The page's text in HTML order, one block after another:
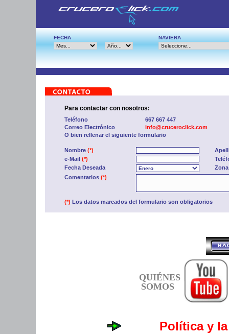
FECHA NAVIERA
Para contactar con nosotros:
Teléfono
667 667 447
Correo Electrónico
info@cruceroclick.com
O bien rellenar el siguiente formulario
Nombre (*)
e-Mail (*)
Fecha Deseada
Comentarios (*)
(*) Los datos marcados del formulario son obligatorios
QUIÉNES
SOMOS
Política y